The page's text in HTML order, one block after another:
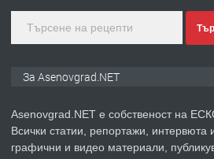
За Asenovgrad.NET
Asenovgrad.NET е собственост на
Всички статии, репортажи, интервюта и
графични и видео материали,